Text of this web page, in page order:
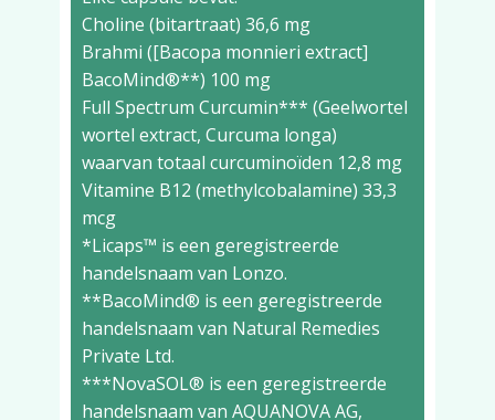
Choline (bitartraat) 36,6 mg
Brahmi ([Bacopa monnieri extract]
BacoMind®**) 100 mg
Full Spectrum Curcumin*** (Geelwortel
wortel extract, Curcuma longa)
waarvan totaal curcuminoïden 12,8 mg
Vitamine B12 (methylcobalamine) 33,3
mcg
*Licaps™ is een geregistreerde
handelsnaam van Lonzo.
**BacoMind® is een geregistreerde
handelsnaam van Natural Remedies
Private Ltd.
***NovaSOL® is een geregistreerde
handelsnaam van AQUANOVA AG,